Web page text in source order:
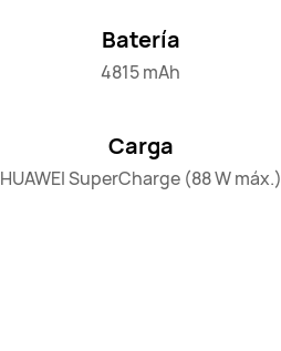
Batería
4815 mAh
Carga
HUAWEI SuperCharge (88 W máx.)